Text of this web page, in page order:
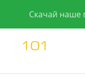
Скачай наше